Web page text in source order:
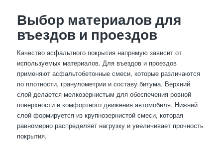
Выбор материалов для
въездов и проездов
Качество асфальтного покрытия напрямую зависит от
используемых материалов. Для въездов и проездов
применяют асфальтобетонные смеси, которые различаются
по плотности, гранулометрии и составу битума. Верхний
слой делается мелкозернистым для обеспечения ровной
поверхности и комфортного движения автомобиля. Нижний
слой формируется из крупнозернистой смеси, которая
равномерно распределяет нагрузку и увеличивает прочность
покрытия.